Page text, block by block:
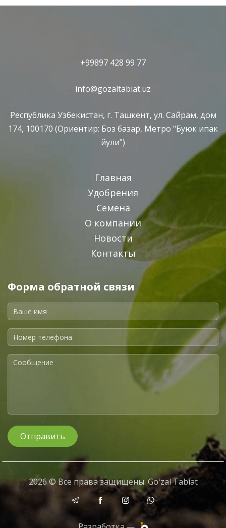
+99897 428 99 77
info@gozaltabiat.uz
Республика Узбекистан, г. Ташкент, ул. Сайрам, дом
174, 100170 (Ориентир: Боз базар, Метро "Буюк ипак
йули")
Главная
Удобрения
Семена
О компании
Новости
Контакты
Форма обратной связи
Отправить
2026 © Все права защищены. Goʻzal Tabiat